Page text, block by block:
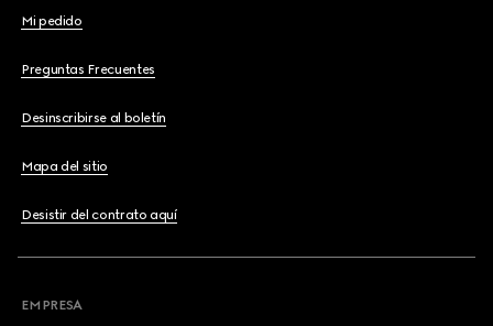
Mi pedido
Preguntas Frecuentes
Desinscribirse al boletín
Mapa del sitio
Desistir del contrato aquí
EMPRESA